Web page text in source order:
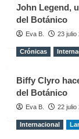
John Legend,
del Botánico
Eva B. 23 julio
Crónicas
Biffy Clyro
del Botánico
Eva B. 22 julio
Internacional